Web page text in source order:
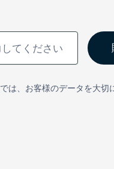
では、お客様のデータを大切